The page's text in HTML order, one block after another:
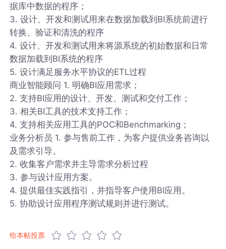
据库中数据的程序；
3. 设计、开发和测试用来在数据加载到BI系统前进行
转换、验证和清洗的程序
4. 设计、开发和测试用来将源系统的初始数据和日常
数据加载到BI系统的程序
5. 设计满足服务水平协议的ETL过程
商业智能顾问 1. 明确BI应用需求；
2. 支持BI应用的设计、开发、测试和交付工作；
3. 相关BI工具的技术支持工作；
4. 支持相关应用工具的POC和Benchmarking；
业务分析员 1. 参与售前工作，为客户提供业务咨询以
及需求引导。
2. 收集客户需求并主导需求分析过程
3. 参与设计应用方案。
4. 提供最佳实践指引，并指导客户使用BI应用。
5. 协助设计应用程序测试规则并进行测试。
给本帖投票